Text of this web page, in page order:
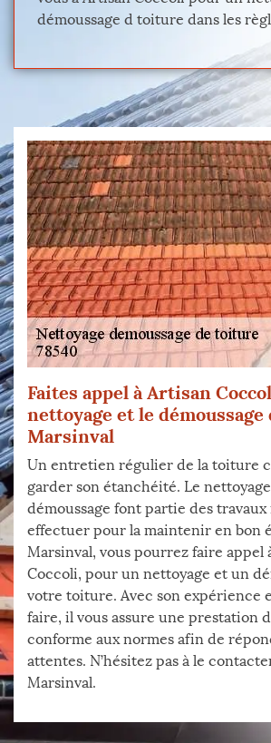
démoussage d toiture dans les
Faites appel à Artisan
nettoyage et le
Marsinval
Un entretien régulier de la toiture
garder son étanchéité. Le
démoussage font partie des
effectuer pour la maintenir en bon
Marsinval, vous pourrez faire appel
Coccoli, pour un nettoyage et un
votre toiture. Avec son expérience
faire, il vous assure une prestation
conforme aux normes afin de
attentes. N’hésitez pas à le
Marsinval.